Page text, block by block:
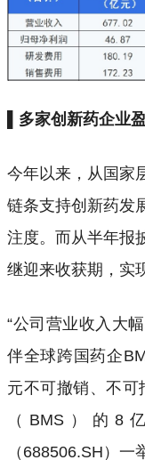
▌多家创新药企业
今年以来，从国家
链条支持创新药发
注度。而从半年报
继迎来收获期，实
“公司营业收入大
伴全球跨国药企
元不可撤销、不可
（BMS）的8
（688506.SH）